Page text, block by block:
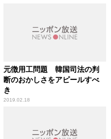
元徴用工問題 韓国司法の判
断のおかしさをアピールすべ
き
2019.02.18